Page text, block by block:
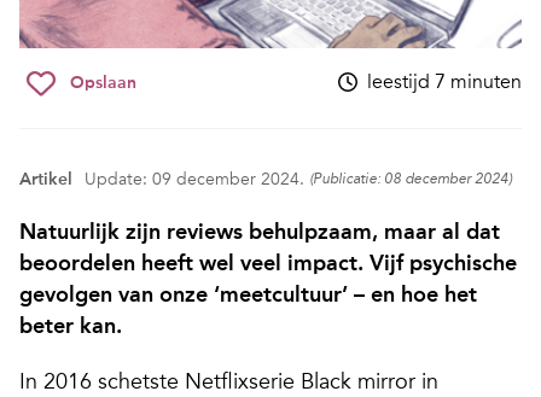
Opslaan leestijd 7 minuten
Artikel Update: 09 december 2024. (Publicatie: 08 december 2024)
Natuurlijk zijn reviews behulpzaam, maar al dat
beoordelen heeft wel veel impact. Vijf psychische
gevolgen van onze ‘meetcultuur’ – en hoe het
beter kan.
In 2016 schetste Netflixserie Black mirror in